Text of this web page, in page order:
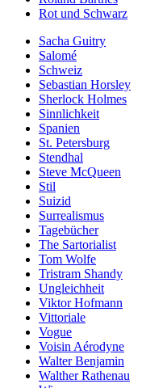
Rot und Schwarz
Sacha Guitry
Salomé
Schweiz
Sebastian Horsley
Sherlock Holmes
Sinnlichkeit
Spanien
St. Petersburg
Stendhal
Steve McQueen
Stil
Suizid
Surrealismus
Tagebücher
The Sartorialist
Tom Wolfe
Tristram Shandy
Ungleichheit
Viktor Hofmann
Vittoriale
Vogue
Voisin Aérodyne
Walter Benjamin
Walther Rathenau